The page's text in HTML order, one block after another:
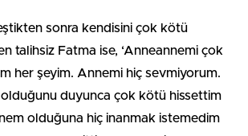
sonra kendisini çok kötü
talihsiz Fatma ise, ‘Anneannemi çok
her şeyim. Annemi hiç sevmiyorum.
olduğunu duyunca çok kötü hissettim
olduğuna hiç inanmak istemedim